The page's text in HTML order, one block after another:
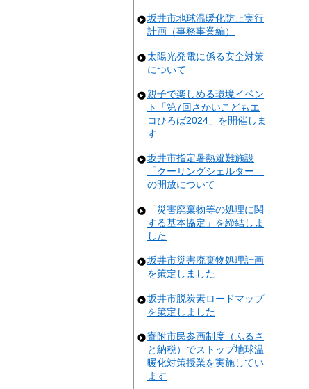
坂井市地球温暖化防止実行
計画（事務事業編）
太陽光発電に係る安全対策
について
親子で楽しめる環境イベン
ト「第7回さかいこどもエ
コひろば2024」を開催しま
す
坂井市指定暑熱避難施設
「クーリングシェルター」
の開放について
「災害廃棄物等の処理に関
する基本協定」を締結しま
した
坂井市災害廃棄物処理計画
を策定しました
坂井市脱炭素ロードマップ
を策定しました
寄附市民参画制度（ふるさ
と納税）でストップ地球温
暖化対策授業を実施してい
ます